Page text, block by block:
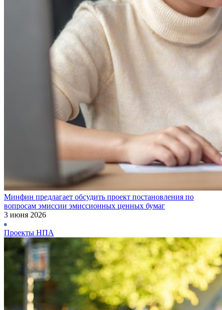
Минфин предлагает обсудить проект постановления по
вопросам эмиссии эмиссионных ценных бумаг
3 июня 2026
Проекты НПА